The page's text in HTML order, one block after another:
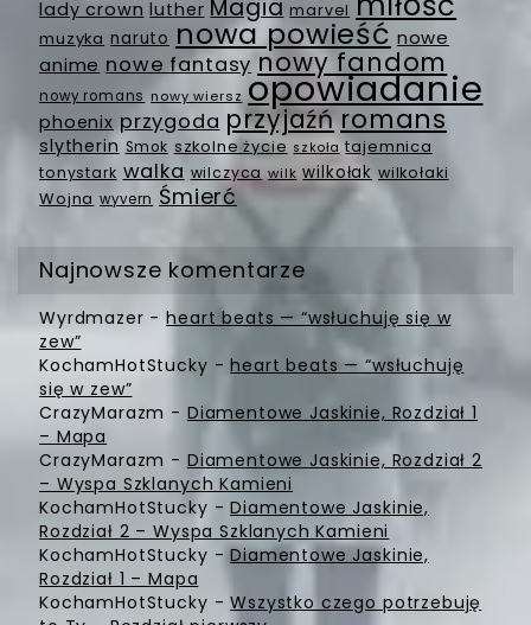
lady crown luther Magia marvel
muzyka naruto nowa powieść nowe
anime nowe fantasy nowy fandom
nowy romans nowy wiersz opowiadanie
phoenix przygoda przyjaźń romans
slytherin Smok szkolne życie szkoła tajemnica
tonystark walka wilczyca wilk wilkołak wilkołaki
Wojna wyvern Śmierć
Najnowsze komentarze
Wyrdmazer -heart beats — “wsłuchuję się w
zew”
KochamHotStucky -heart beats — “wsłuchuję
się w zew”
CrazyMarazm - Diamentowe Jaskinie, Rozdział 1
– Mapa
CrazyMarazm - Diamentowe Jaskinie, Rozdział 2
– Wyspa Szklanych Kamieni
KochamHotStucky -Diamentowe Jaskinie,
Rozdział 2 – Wyspa Szklanych Kamieni
KochamHotStucky -Diamentowe Jaskinie,
Rozdział 1 – Mapa
KochamHotStucky -Wszystko czego potrzebuję